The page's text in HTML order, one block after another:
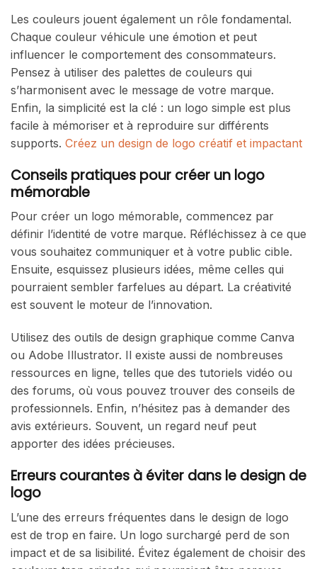
Les couleurs jouent également un rôle fondamental.
Chaque couleur véhicule une émotion et peut
influencer le comportement des consommateurs.
Pensez à utiliser des palettes de couleurs qui
s’harmonisent avec le message de votre marque.
Enfin, la simplicité est la clé : un logo simple est plus
facile à mémoriser et à reproduire sur différents
supports. Créez un design de logo créatif et impactant
Conseils pratiques pour créer un logo
mémorable
Pour créer un logo mémorable, commencez par
définir l’identité de votre marque. Réfléchissez à ce que
vous souhaitez communiquer et à votre public cible.
Ensuite, esquissez plusieurs idées, même celles qui
pourraient sembler farfelues au départ. La créativité
est souvent le moteur de l’innovation.
Utilisez des outils de design graphique comme Canva
ou Adobe Illustrator. Il existe aussi de nombreuses
ressources en ligne, telles que des tutoriels vidéo ou
des forums, où vous pouvez trouver des conseils de
professionnels. Enfin, n’hésitez pas à demander des
avis extérieurs. Souvent, un regard neuf peut
apporter des idées précieuses.
Erreurs courantes à éviter dans le design de
logo
L’une des erreurs fréquentes dans le design de logo
est de trop en faire. Un logo surchargé perd de son
impact et de sa lisibilité. Évitez également de choisir des